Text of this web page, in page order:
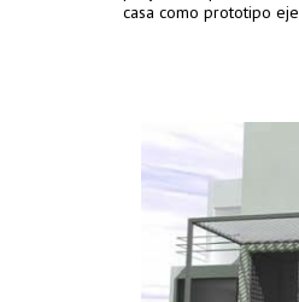
casa como prototipo